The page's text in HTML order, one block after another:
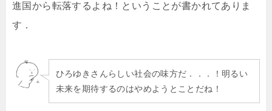
進国から転落するよね！ということが書かれてありま
す．
ひろゆきさんらしい社会の味方だ．．．！明るい
未来を期待するのはやめようとことだね！